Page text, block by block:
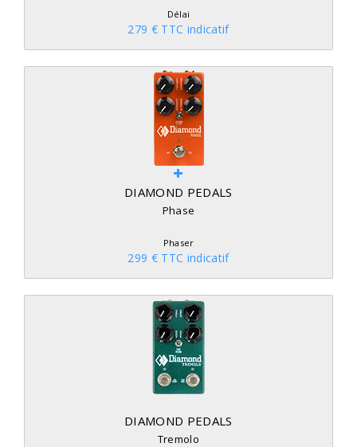
Délai
279 € TTC indicatif
DIAMOND PEDALS
Phase
Phaser
299 € TTC indicatif
DIAMOND PEDALS
Tremolo